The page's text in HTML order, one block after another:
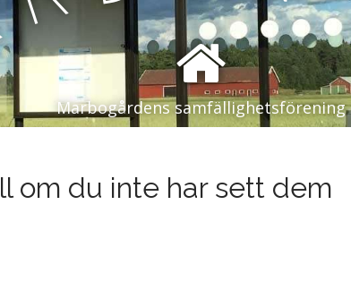
Marbogårdens samfällighetsförening
om du inte har sett dem